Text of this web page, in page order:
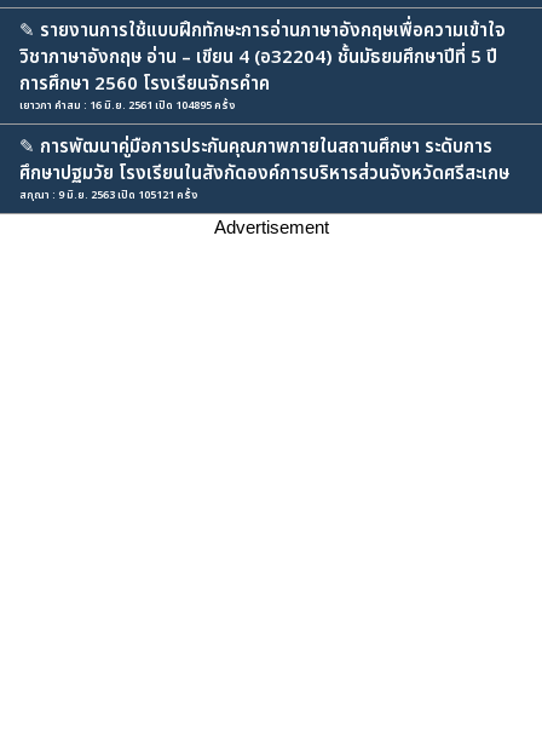
✎ รายงานการใช้แบบฝึกทักษะการอ่านภาษาอังกฤษเพื่อความเข้าใจ
วิชาภาษาอังกฤษ อ่าน – เขียน 4 (อ32204) ชั้นมัธยมศึกษาปีที่ 5 ปี
การศึกษา 2560 โรงเรียนจักรคำค
เยาวภา คำสม : 16 มิ.ย. 2561 เปิด 104895 ครั้ง
✎ การพัฒนาคู่มือการประกันคุณภาพภายในสถานศึกษา ระดับการ
ศึกษาปฐมวัย โรงเรียนในสังกัดองค์การบริหารส่วนจังหวัดศรีสะเกษ
สกุณา : 9 มิ.ย. 2563 เปิด 105121 ครั้ง
Advertisement